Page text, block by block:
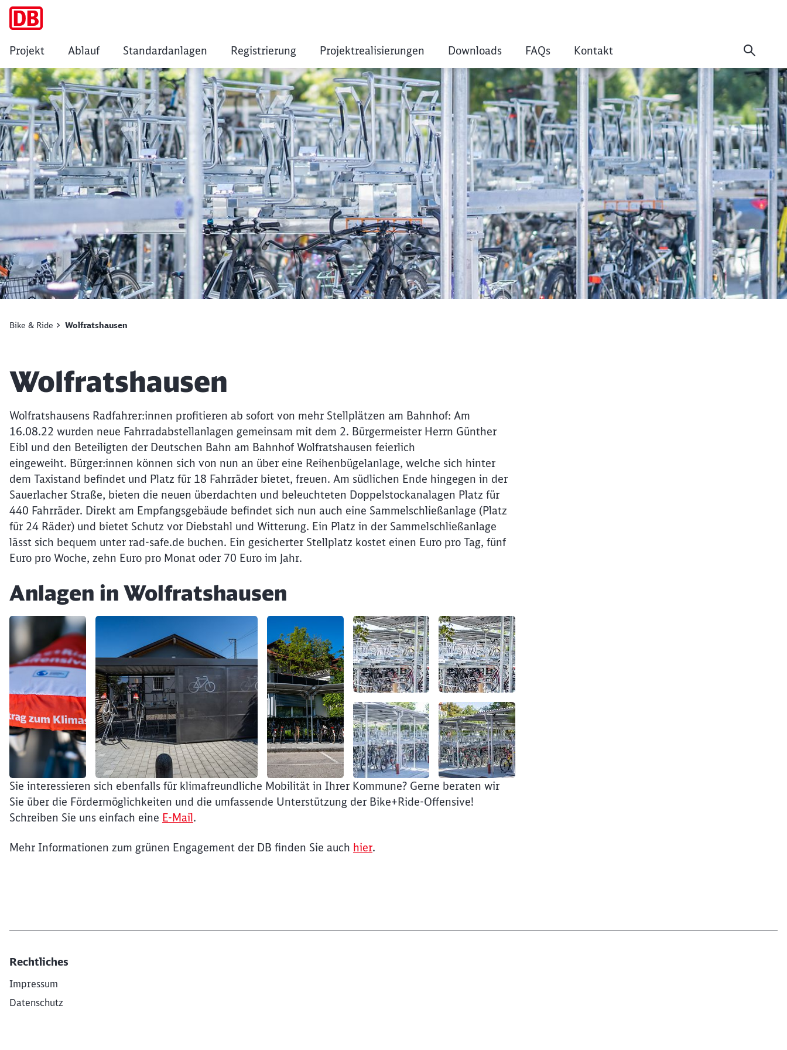
Wolfratshausen
Projekt Ablauf Standardanlagen Registrierung Projektrealisierungen Downloads FAQs Kontakt
Bike & Ride Wolfratshausen
Artikel:
Wolfratshausen
Wolfratshausens Radfahrer:innen profitieren ab sofort von mehr Stellplätzen am Bahnhof: Am
16.08.22 wurden neue Fahrradabstellanlagen gemeinsam mit dem 2. Bürgermeister Herrn Günther
Eibl und den Beteiligten der Deutschen Bahn am Bahnhof Wolfratshausen feierlich
eingeweiht. Bürger:innen können sich von nun an über eine Reihenbügelanlage, welche sich hinter
dem Taxistand befindet und Platz für 18 Fahrräder bietet, freuen. Am südlichen Ende hingegen in der
Sauerlacher Straße, bieten die neuen überdachten und beleuchteten Doppelstockanalagen Platz für
440 Fahrräder. Direkt am Empfangsgebäude befindet sich nun auch eine Sammelschließanlage (Platz
für 24 Räder) und bietet Schutz vor Diebstahl und Witterung. Ein Platz in der Sammelschließanlage
lässt sich bequem unter rad-safe.de buchen. Ein gesicherter Stellplatz kostet einen Euro pro Tag, fünf
Euro pro Woche, zehn Euro pro Monat oder 70 Euro im Jahr.
Anlagen in Wolfratshausen
Klicken, um den folgenden Slider zu überspringen
Ende des Sliders
Sie interessieren sich ebenfalls für klimafreundliche Mobilität in Ihrer Kommune? Gerne beraten wir
Sie über die Fördermöglichkeiten und die umfassende Unterstützung der Bike+Ride-Offensive!
Schreiben Sie uns einfach eine E-Mail.
Mehr Informationen zum grünen Engagement der DB finden Sie auch hier.
Rechtliches
Impressum
Datenschutz
Möchten Sie zuweitergeleitet werden?